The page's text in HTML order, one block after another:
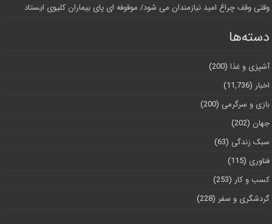
وقتی وقف چراغ امید نیازمندان می شود/ موقوفه ای پای بیماران کلیوی ایستاد
دسته‌ها
آشپزی و غذا (200)
اخبار (11,736)
بازی و سرگرمی (200)
جهان (202)
سبک زندگی (63)
فناوری (115)
کسب و کار (253)
گردشگری و سفر (228)